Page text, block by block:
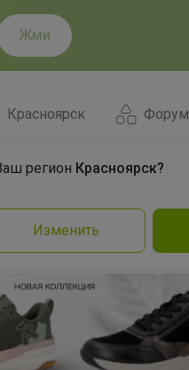
Жми
Форум
Красноярск
регион Красноярск?
Изменить
Команда